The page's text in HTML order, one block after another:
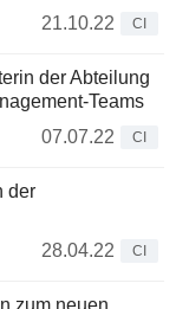
21.10.22
CI
der Abteilung
Teams
07.07.22
CI
der
28.04.22
CI